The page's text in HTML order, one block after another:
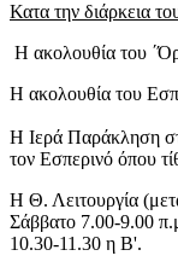
Κατα την διάρκεια
Η ακολουθία του
Η ακολουθία του
Η Ιερά Παράκληση
τον Εσπερινό όπου
Η Θ. Λειτουργία
Σάββατο 7.00-9.00
10.30-11.30 η Β'.